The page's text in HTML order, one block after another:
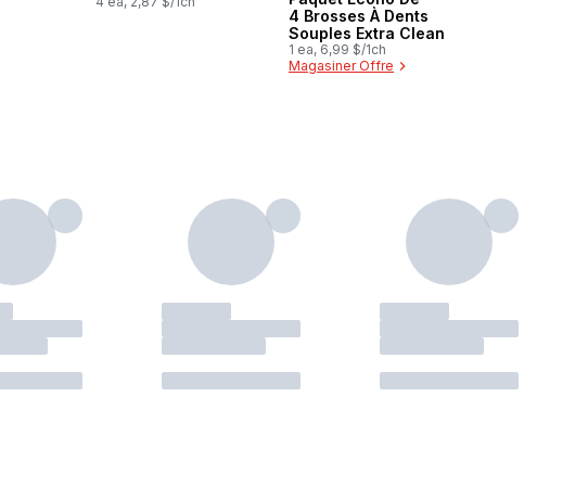
4 Brosses À Dents
Souples Extra Clean
1 ea, 6,99 $/1ch
Magasiner Offre